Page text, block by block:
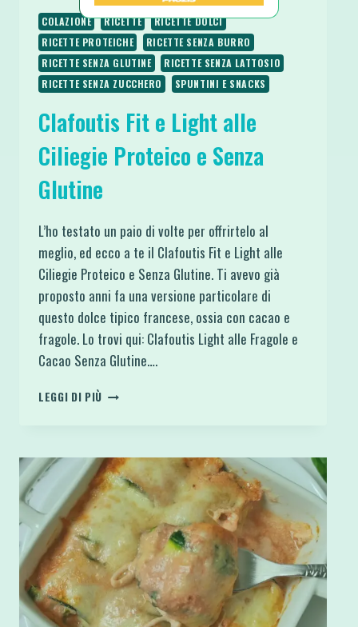
COLAZIONE RICETTE
RICETTE DOLCI
RICETTE PROTEICHE
RICETTE SENZA BURRO
RICETTE SENZA GLUTINE
RICETTE SENZA LATTOSIO
RICETTE SENZA ZUCCHERO
SPUNTINI E SNACKS
Clafoutis Fit e Light alle
Ciliegie Proteico e Senza
Glutine
L’ho testato un paio di volte per offrirtelo al
meglio, ed ecco a te il Clafoutis Fit e Light alle
Ciliegie Proteico e Senza Glutine. Ti avevo già
proposto anni fa una versione particolare di
questo dolce tipico francese, ossia con cacao e
fragole. Lo trovi qui: Clafoutis Light alle Fragole e
Cacao Senza Glutine….
LEGGI DI PIÙ CLAFOUTIS
ALLE
CILIEGIE
PROTEICO
E
SENZA
GLUTINE